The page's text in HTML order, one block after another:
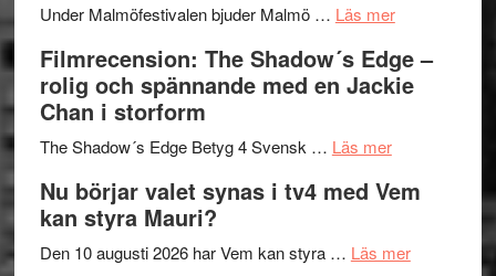
på
Roland
Pöntinen
Artipelag
Under Malmöfestivalen bjuder Malmö … Läs merom
bjuder
in
samtal
teater
Filmrecension: The Shadow´s Edge –
rolig och spännande med en Jackie
Chan i storform
The Shadow´s Edge Betyg 4 Svensk … Läs merom
The
´s
Nu börjar valet synas i tv4 med Vem
kan styra Mauri?
Den 10 augusti 2026 har Vem kan styra … Läs merom